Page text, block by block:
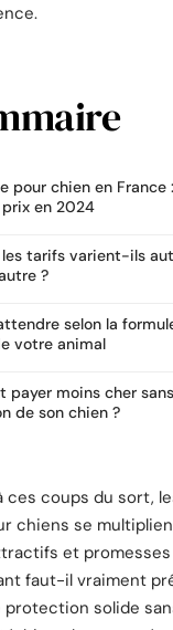
pour chien en
en 2024
les tarifs varient-ils
?
selon la
votre animal
payer moins cher
de son chien ?
ces coups du sort,
chiens se
et
faut-il vraiment
protection solide